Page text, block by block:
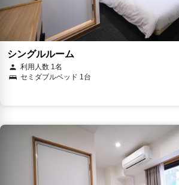
シングルルーム
利用人数 1名
セミダブルベッド 1台